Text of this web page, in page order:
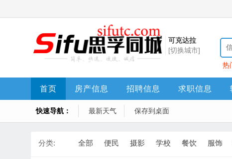
可克达拉
[切换城市]
热
首页 房产信息 招聘信息 求职信息
快速导航： 最新天气 保存到桌面
分类: 全部 便民 摄影 学校 餐饮 服饰